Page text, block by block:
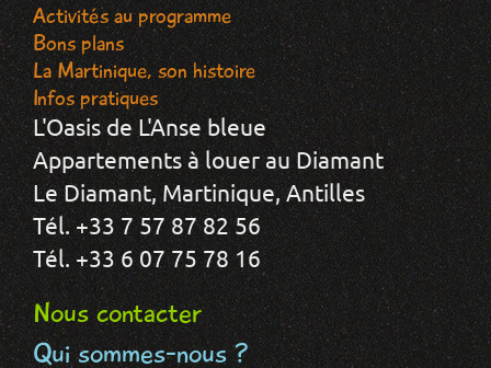
Activités au programme
Bons plans
La Martinique, son histoire
Infos pratiques
L'Oasis de L'Anse bleue
Appartements à louer au Diamant
Le Diamant, Martinique, Antilles
Tél. +33 7 57 87 82 56
Tél. +33 6 07 75 78 16
Nous contacter
Qui sommes-nous ?